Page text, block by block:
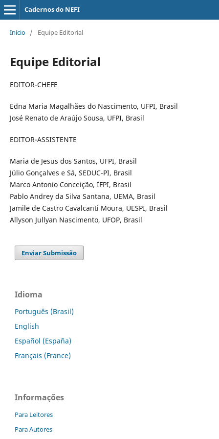
Cadernos do NEFI
Início / Equipe Editorial
Equipe Editorial
EDITOR-CHEFE
Edna Maria Magalhães do Nascimento, UFPI, Brasil
José Renato de Araújo Sousa, UFPI, Brasil
EDITOR-ASSISTENTE
Maria de Jesus dos Santos, UFPI, Brasil
Júlio Gonçalves e Sá, SEDUC-PI, Brasil
Marco Antonio Conceição, IFPI, Brasil
Pablo Andrey da Silva Santana, UEMA, Brasil
Jamile de Castro Cavalcanti Moura, UESPI, Brasil
Allyson Jullyan Nascimento, UFOP, Brasil
Enviar Submissão
Idioma
Português (Brasil)
English
Español (España)
Français (France)
Informações
Para Leitores
Para Autores